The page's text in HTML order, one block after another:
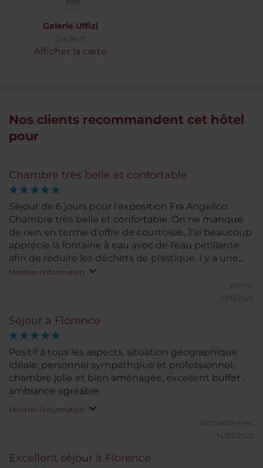
Galerie Uffizi
0.42km
Afficher la carte
Nos clients recommandent cet hôtel
pour
Chambre très belle et confortable
Séjour de 6 jours pour l'exposition Fra Angelico.
Chambre très belle et confortable. On ne manque
de rien en terme d'offre de courtoisie, J'ai beaucoup
apprécie la fontaine à eau avec de l'eau pétillante
afin de réduire les déchets de plastique. I y a une
très bonne insonorisation. Le ménage est très bien
fait. L'eau de l'évier s'écoule lentement ce qui était
un peu embêtant. L'hôtel est très bien placé. Je
recommande vivement. Bravo et merci !
Montrer l'information
Erinha.
27/11/2025
Séjour à Florence
Positif à tous les aspects, situation géographique
idéale, personnel sympathqiue et professionnel,
chambre jolie et bien aménagée, excellent buffet ,
ambiance agréable
Montrer l'information
Nomad544041.
14/03/2025
Excellent séjour à Florence